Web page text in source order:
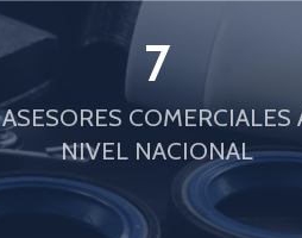
7
ASESORES COMERCIALES
NIVEL NACIONAL